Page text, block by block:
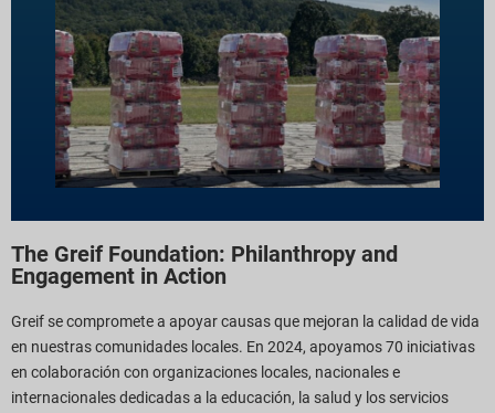
The Greif Foundation: Philanthropy and
Engagement in Action
Greif se compromete a apoyar causas que mejoran la calidad de vida
en nuestras comunidades locales. En 2024, apoyamos 70 iniciativas
en colaboración con organizaciones locales, nacionales e
internacionales dedicadas a la educación, la salud y los servicios